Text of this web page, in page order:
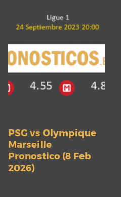
PSG vs Olympique
Marseille
Pronostico (8 Feb
2026)